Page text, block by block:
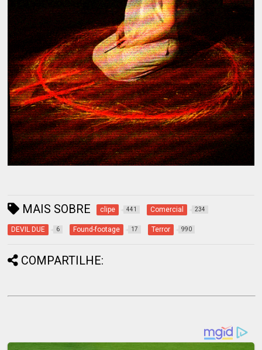
MAIS SOBRE clipe 441 Comercial 234
DEVIL DUE 6 Found-footage 17 Terror 990
COMPARTILHE: